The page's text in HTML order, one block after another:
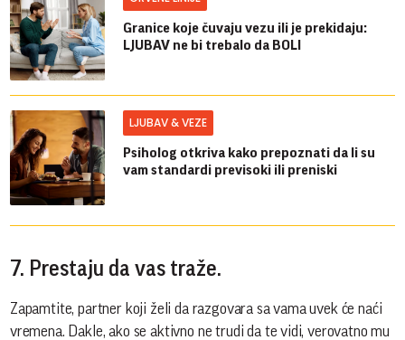
Granice koje čuvaju vezu ili je prekidaju:
LJUBAV ne bi trebalo da BOLI
LJUBAV & VEZE
Psiholog otkriva kako prepoznati da li su
vam standardi previsoki ili preniski
7. Prestaju da vas traže.
Zapamtite, partner koji želi da razgovara sa vama uvek će naći
vremena. Dakle, ako se aktivno ne trudi da te vidi, verovatno mu